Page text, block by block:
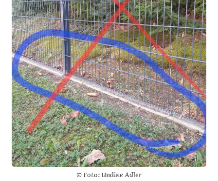
© Foto: Undine Adler